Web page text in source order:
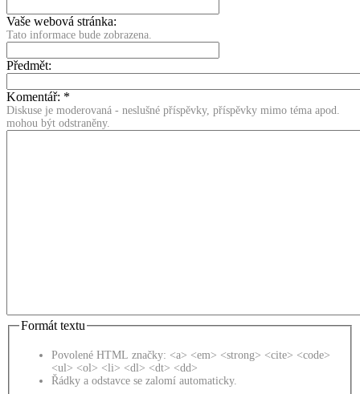
Vaše webová stránka:
Tato informace bude zobrazena.
Předmět:
Komentář: *
Diskuse je moderovaná - neslušné příspěvky, příspěvky mimo téma apod.
mohou být odstraněny.
Formát textu
Povolené HTML značky: <a> <em> <strong> <cite> <code>
<ul> <ol> <li> <dl> <dt> <dd>
Řádky a odstavce se zalomí automaticky.